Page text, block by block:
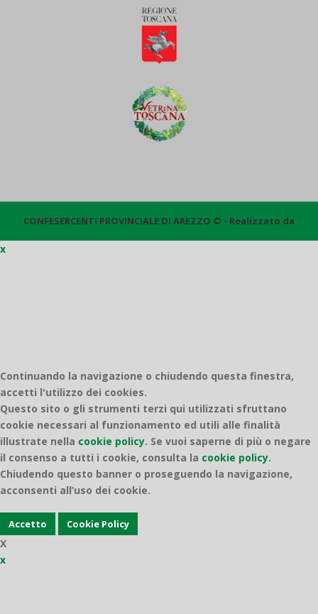
CONFESERCENTI PROVINCIALE DI AREZZO © - Realizzato da
x
Continuando la navigazione o chiudendo questa finestra,
accetti l'utilizzo dei cookies.
Questo sito o gli strumenti terzi qui utilizzati sfruttano
cookie necessari al funzionamento ed utili alle finalità
illustrate nella cookie policy. Se vuoi saperne di più o negare
il consenso a tutti i cookie, consulta la cookie policy.
Chiudendo questo banner o proseguendo la navigazione,
acconsenti all’uso dei cookie.
Accetto Cookie Policy
X
x